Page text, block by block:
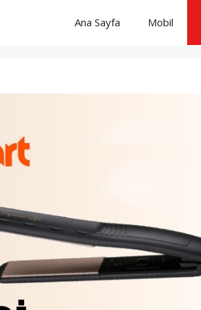
Ana Sayfa Mobil